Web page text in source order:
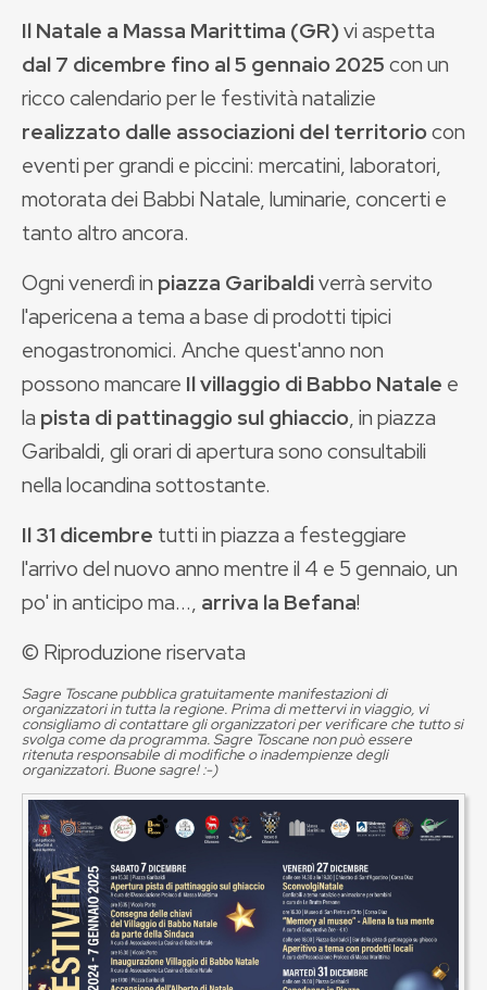
Il Natale a Massa Marittima (GR)vi aspetta
dal 7 dicembre fino al 5 gennaio 2025con un
ricco calendario per le festività natalizie
realizzato dalle associazioni del territoriocon
eventi per grandi e piccini: mercatini, laboratori,
motorata dei Babbi Natale, luminarie, concerti e
tanto altro ancora.
Ogni venerdì in piazza Garibaldiverrà servito
l'apericena a tema a base di prodotti tipici
enogastronomici. Anche quest'anno non
possono mancare Il villaggio di Babbo Natale e
la pista di pattinaggiosul ghiaccio, in piazza
Garibaldi, gli orari di apertura sono consultabili
nella locandina sottostante.
Il 31 dicembre tutti in piazza a festeggiare
l'arrivo del nuovo anno mentre il 4 e 5 gennaio, un
po' in anticipo ma..., arriva la Befana!
© Riproduzione riservata
Sagre Toscane pubblica gratuitamente manifestazioni di
organizzatori in tutta la regione. Prima di mettervi in viaggio, vi
consigliamo di contattare gli organizzatori per verificare che tutto si
svolga come da programma. Sagre Toscane non può essere
ritenuta responsabile di modifiche o inadempienze degli
organizzatori. Buone sagre! :-)